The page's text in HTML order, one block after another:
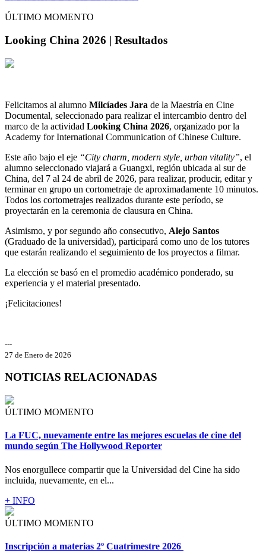
ÚLTIMO MOMENTO
Looking China 2026 | Resultados
Felicitamos al alumno Milcíades Jara de la Maestría en Cine
Documental, seleccionado para realizar el intercambio dentro del
marco de la actividad Looking China 2026, organizado por la
Academy for International Communication of Chinese Culture.
Este año bajo el eje “City charm, modern style, urban vitality”, el
alumno seleccionado viajará a Guangxi, región ubicada al sur de
China, del 7 al 24 de abril de 2026, para realizar, producir, editar y
terminar en grupo un cortometraje de aproximadamente 10 minutos.
Todos los cortometrajes realizados durante este período, se
proyectarán en la ceremonia de clausura en China.
Asimismo, y por segundo año consecutivo, Alejo Santos
(Graduado de la universidad), participará como uno de los tutores
que estarán realizando el seguimiento de los proyectos a filmar.
La elección se basó en el promedio académico ponderado, su
experiencia y el material presentado.
¡Felicitaciones!
---
27 de Enero de 2026
NOTICIAS RELACIONADAS
ÚLTIMO MOMENTO
La FUC, nuevamente entre las mejores escuelas de cine del
mundo según The Hollywood Reporter
Nos enorgullece compartir que la Universidad del Cine ha sido
incluida, nuevamente, en el...
+ INFO
ÚLTIMO MOMENTO
Inscripción a materias 2º Cuatrimestre 2026